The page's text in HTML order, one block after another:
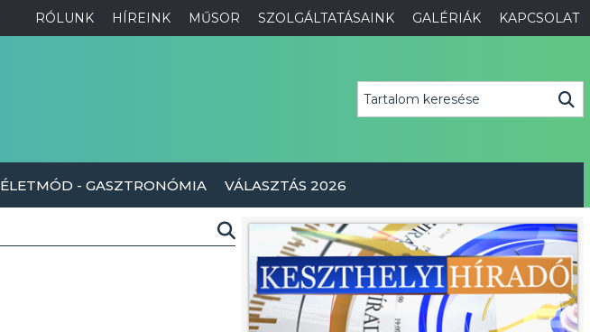
RÓLUNK HÍREINK MŰSOR SZOLGÁLTATÁSAINK GALÉRIÁK KAPCSOLAT
ÉLETMÓD - GASZTRONÓMIA VÁLASZTÁS 2026